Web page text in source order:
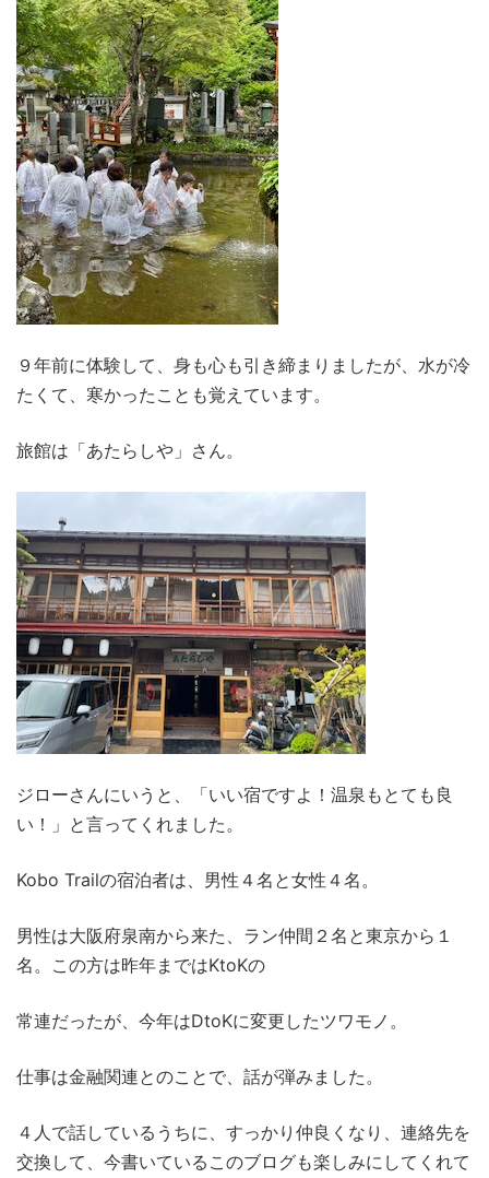
９年前に体験して、身も心も引き締まりましたが、水が冷
たくて、寒かったことも覚えています。
旅館は「あたらしや」さん。
ジローさんにいうと、「いい宿ですよ！温泉もとても良
い！」と言ってくれました。
Kobo Trailの宿泊者は、男性４名と女性４名。
男性は大阪府泉南から来た、ラン仲間２名と東京から１
名。この方は昨年まではKtoKの
常連だったが、今年はDtoKに変更したツワモノ。
仕事は金融関連とのことで、話が弾みました。
４人で話しているうちに、すっかり仲良くなり、連絡先を
交換して、今書いているこのブログも楽しみにしてくれて